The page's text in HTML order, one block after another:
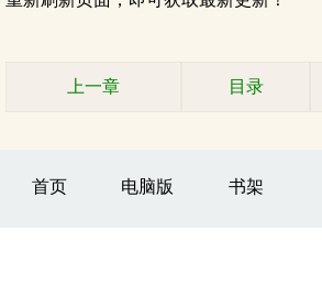
上一章 目录
首页 电脑版 书架